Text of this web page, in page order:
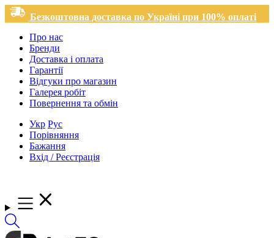
Безкоштовна доставка по Україні при 100% оплаті
Про нас
Бренди
Доставка і оплата
Гарантії
Відгуки про магазин
Галерея робіт
Повернення та обмін
Укр Рус
Порівняння
Бажання
Вхід / Реєстрація